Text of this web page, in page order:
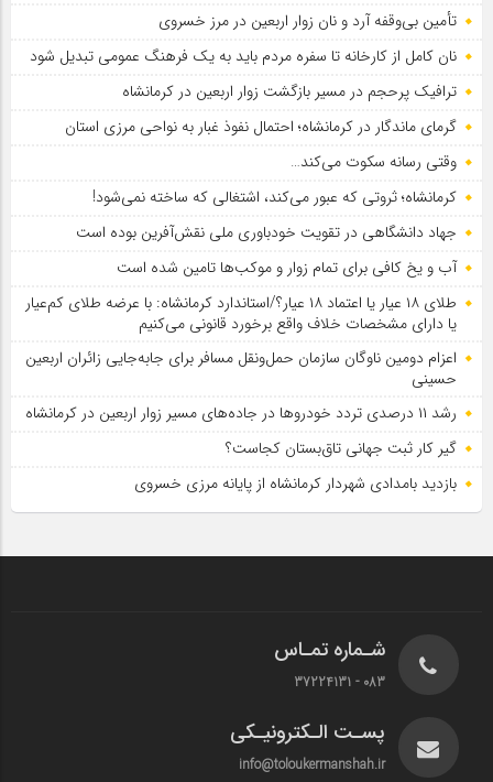
تأمین بی‌وقفه آرد و نان زوار اربعین در مرز خسروی
نان کامل از کارخانه تا سفره مردم باید به یک فرهنگ عمومی تبدیل شود
ترافیک پرحجم در مسیر بازگشت زوار اربعین در کرمانشاه
گرمای ماندگار در کرمانشاه؛ احتمال نفوذ غبار به نواحی مرزی استان
وقتی رسانه سکوت می‌کند…
کرمانشاه؛ ثروتی که عبور می‌کند، اشتغالی که ساخته نمی‌شود!
جهاد دانشگاهی در تقویت خودباوری ملی نقش‌آفرین بوده است
آب و یخ کافی برای تمام زوار و موکب‌ها تامین شده است
طلای ۱۸ عیار یا اعتماد ۱۸ عیار؟/استاندارد کرمانشاه: با عرضه طلای کم‌عیار
یا دارای مشخصات خلاف واقع برخورد قانونی می‌کنیم
اعزام دومین ناوگان سازمان حمل‌ونقل مسافر برای جابه‌جایی زائران اربعین
حسینی
رشد ۱۱ درصدی تردد خودروها در جاده‌های مسیر زوار اربعین در کرمانشاه
گیر کار ثبت جهانی تاق‌بستان کجاست؟
بازدید بامدادی شهردار کرمانشاه از پایانه مرزی خسروی
شـماره تمـاس
083 - 37224131
پسـت الـکترونیـکی
info@toloukermanshah.ir